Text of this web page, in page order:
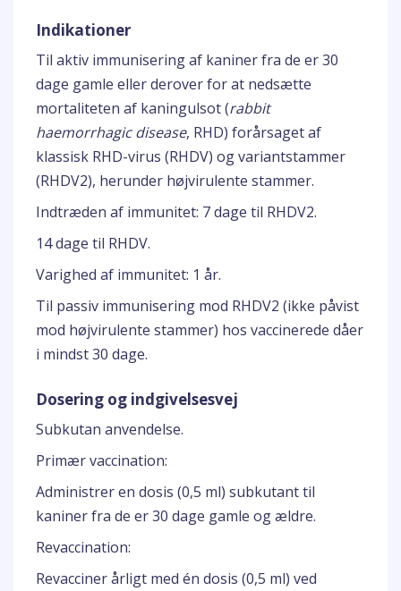
Indikationer
Til aktiv immunisering af kaniner fra de er 30
dage gamle eller derover for at nedsætte
mortaliteten af kaningulsot (rabbit
haemorrhagic disease, RHD) forårsaget af
klassisk RHD-virus (RHDV) og variantstammer
(RHDV2), herunder højvirulente stammer.
Indtræden af immunitet: 7 dage til RHDV2.
14 dage til RHDV.
Varighed af immunitet: 1 år.
Til passiv immunisering mod RHDV2 (ikke påvist
mod højvirulente stammer) hos vaccinerede dåer
i mindst 30 dage.
Dosering og indgivelsesvej
Subkutan anvendelse.
Primær vaccination:
Administrer en dosis (0,5 ml) subkutant til
kaniner fra de er 30 dage gamle og ældre.
Revaccination:
Revacciner årligt med én dosis (0,5 ml) ved